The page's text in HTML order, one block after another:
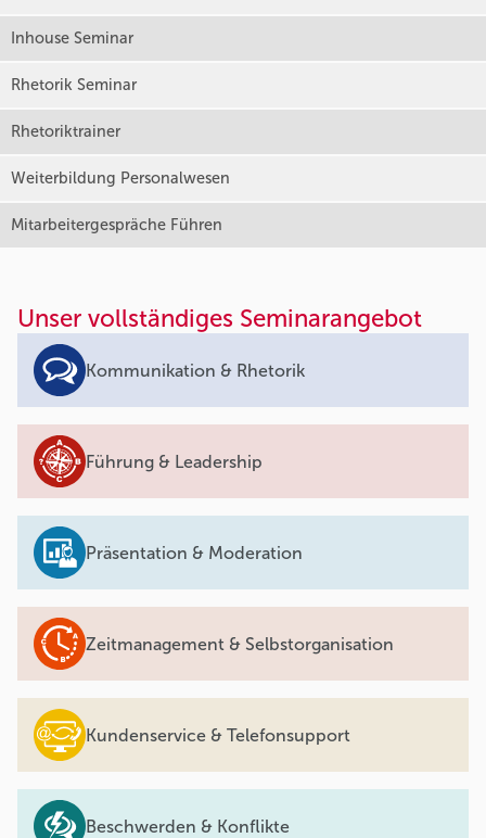
Inhouse Seminar
Rhetorik Seminar
Rhetoriktrainer
Weiterbildung Personalwesen
Mitarbeitergespräche Führen
Unser vollständiges Seminarangebot
Kommunikation & Rhetorik
Führung & Leadership
Präsentation & Moderation
Zeitmanagement & Selbstorganisation
Kundenservice & Telefonsupport
Beschwerden & Konflikte